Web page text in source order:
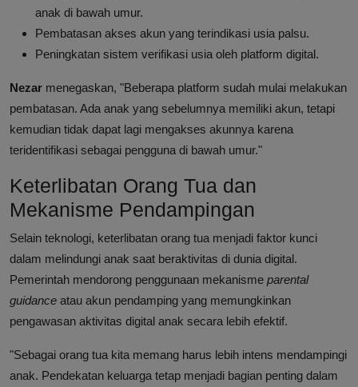
anak di bawah umur.
Pembatasan akses akun yang terindikasi usia palsu.
Peningkatan sistem verifikasi usia oleh platform digital.
Nezar menegaskan, "Beberapa platform sudah mulai melakukan
pembatasan. Ada anak yang sebelumnya memiliki akun, tetapi
kemudian tidak dapat lagi mengakses akunnya karena
teridentifikasi sebagai pengguna di bawah umur."
Keterlibatan Orang Tua dan
Mekanisme Pendampingan
Selain teknologi, keterlibatan orang tua menjadi faktor kunci
dalam melindungi anak saat beraktivitas di dunia digital.
Pemerintah mendorong penggunaan mekanisme parental
guidance atau akun pendamping yang memungkinkan
pengawasan aktivitas digital anak secara lebih efektif.
"Sebagai orang tua kita memang harus lebih intens mendampingi
anak. Pendekatan keluarga tetap menjadi bagian penting dalam